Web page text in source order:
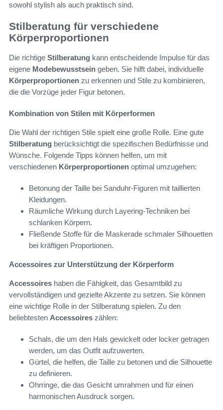
sowohl stylish als auch praktisch sind.
Stilberatung für verschiedene
Körperproportionen
Die richtige Stilberatung kann entscheidende Impulse für das
eigene Modebewusstsein geben. Sie hilft dabei, individuelle
Körperproportionen zu erkennen und Stile zu kombinieren,
die die Vorzüge jeder Figur betonen.
Kombination von Stilen mit Körperformen
Die Wahl der richtigen Stile spielt eine große Rolle. Eine gute
Stilberatung berücksichtigt die spezifischen Bedürfnisse und
Wünsche. Folgende Tipps können helfen, um mit
verschiedenen Körperproportionen optimal umzugehen:
Betonung der Taille bei Sanduhr-Figuren mit taillierten
Kleidungen.
Räumliche Wirkung durch Layering-Techniken bei
schlanken Körpern.
Fließende Stoffe für die Maskerade schmaler Silhouetten
bei kräftigen Proportionen.
Accessoires zur Unterstützung der Körperform
Accessoires haben die Fähigkeit, das Gesamtbild zu
vervollständigen und gezielte Akzente zu setzen. Sie können
eine wichtige Rolle in der Stilberatung spielen. Zu den
beliebtesten Accessoires zählen:
Schals, die um den Hals gewickelt oder locker getragen
werden, um das Outfit aufzuwerten.
Gürtel, die helfen, die Taille zu betonen und die Silhouette
zu definieren.
Ohrringe, die das Gesicht umrahmen und für einen
harmonischen Ausdruck sorgen.